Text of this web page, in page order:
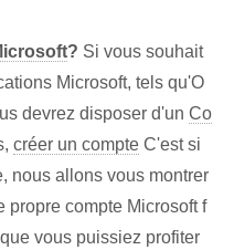
? Si vous souhait
Microsoft, tels qu'O
devrez disposer d'un Co
créer un compte C'est si
nous allons vous montrer
propre compte Microsoft f
vous puissiez profiter